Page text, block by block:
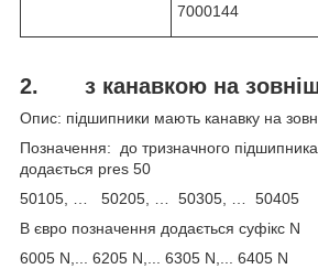
7000144
2. з канавкою на
Опис: підшипники мають канавку на
Позначення: до тризначного підшипника
додається pres 50
50105, … 50205, … 50305, … 50405
В євро позначення додається суфікс N
6005 N,... 6205 N,... 6305 N,... 6405 N